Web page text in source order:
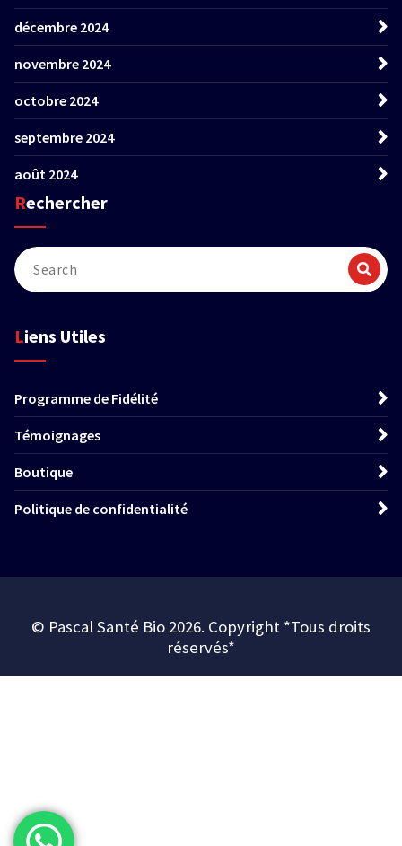
décembre 2024
novembre 2024
octobre 2024
septembre 2024
août 2024
Rechercher
Liens Utiles
Programme de Fidélité
Témoignages
Boutique
Politique de confidentialité
© Pascal Santé Bio 2026. Copyright *Tous droits
réservés*